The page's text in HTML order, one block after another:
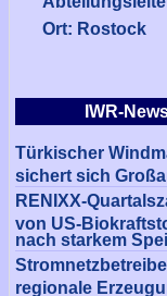
Ort: Rostock
IWR-
Türkischer
sichert sich
RENIXX-
von US-
nach starkem
regionale